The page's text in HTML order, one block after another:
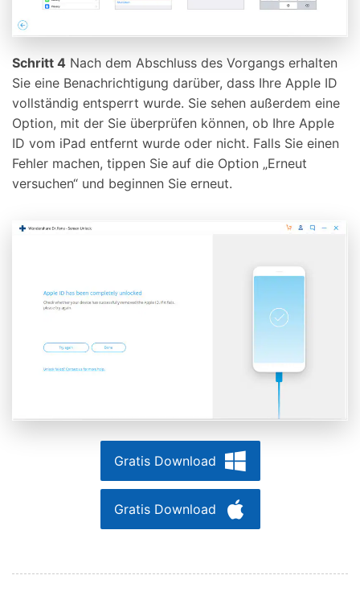
Schritt 4 Nach dem Abschluss des Vorgangs erhalten
Sie eine Benachrichtigung darüber, dass Ihre Apple ID
vollständig entsperrt wurde. Sie sehen außerdem eine
Option, mit der Sie überprüfen können, ob Ihre Apple
ID vom iPad entfernt wurde oder nicht. Falls Sie einen
Fehler machen, tippen Sie auf die Option „Erneut
versuchen“ und beginnen Sie erneut.
Gratis Download
Gratis Download